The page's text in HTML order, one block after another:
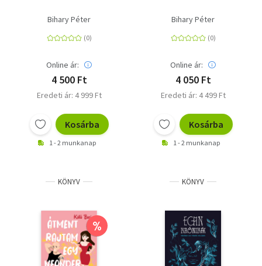
Bihary Péter
Online ár:
4 500 Ft
Eredeti ár: 4 999 Ft
Kosárba
1 - 2 munkanap
Bihary Péter
Online ár:
4 050 Ft
Eredeti ár: 4 499 Ft
Kosárba
1 - 2 munkanap
KÖNYV
%
KÖNYV